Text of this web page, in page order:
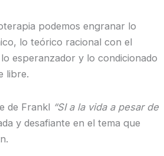
podemos engranar lo
lo teórico racional con el
esperanzador y lo condicionado
libre.
de Frankl “SI a la vida a pesar de
y desafiante en el tema que